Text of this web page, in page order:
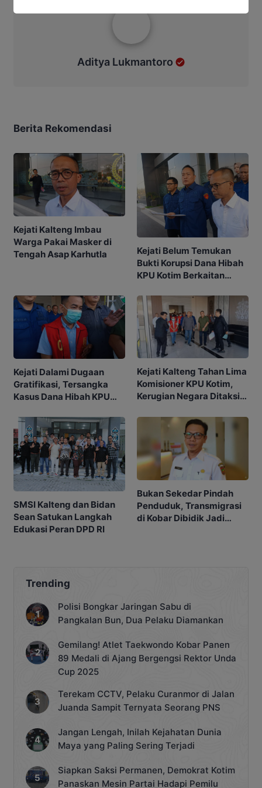
Aditya Lukmantoro
Berita Rekomendasi
Kejati Kalteng Imbau
Warga Pakai Masker di
Tengah Asap Karhutla
Kejati Belum Temukan
Bukti Korupsi Dana Hibah
KPU Kotim Berkaitan
Kejati Dalami Dugaan
Gratifikasi, Tersangka
Kasus Dana Hibah KPU
Kejati Kalteng Tahan Lima
Komisioner KPU Kotim,
Kerugian Negara Ditaksir
SMSI Kalteng dan Bidan
Sean Satukan Langkah
Edukasi Peran DPD RI
Bukan Sekedar Pindah
Penduduk, Transmigrasi
di Kobar Dibidik Jadi
Trending
Polisi Bongkar Jaringan Sabu di
Pangkalan Bun, Dua Pelaku Diamankan
Gemilang! Atlet Taekwondo Kobar Panen
89 Medali di Ajang Bergengsi Rektor Unda
Cup 2025
Terekam CCTV, Pelaku Curanmor di Jalan
Juanda Sampit Ternyata Seorang PNS
Jangan Lengah, Inilah Kejahatan Dunia
Maya yang Paling Sering Terjadi
Siapkan Saksi Permanen, Demokrat Kotim
Panaskan Mesin Partai Hadapi Pemilu